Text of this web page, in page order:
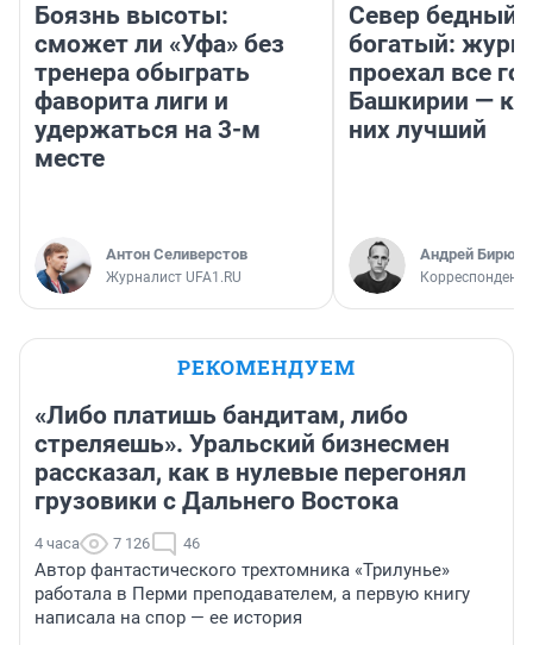
Боязнь высоты:
сможет ли «Уфа» без
тренера обыграть
фаворита лиги и
удержаться на 3-м
месте
Антон Селиверстов
Журналист UFA1.RU
Север бедный,
богатый:
проехал все
Башкирии —
них лучший
Андрей
Корреспондент
РЕКОМЕНДУЕМ
«Либо платишь бандитам, либо
стреляешь». Уральский бизнесмен
рассказал, как в нулевые перегонял
грузовики с Дальнего Востока
4 часа 7 126 46
Автор фантастического трехтомника «Трилунье»
работала в Перми преподавателем, а первую книгу
написала на спор — ее история